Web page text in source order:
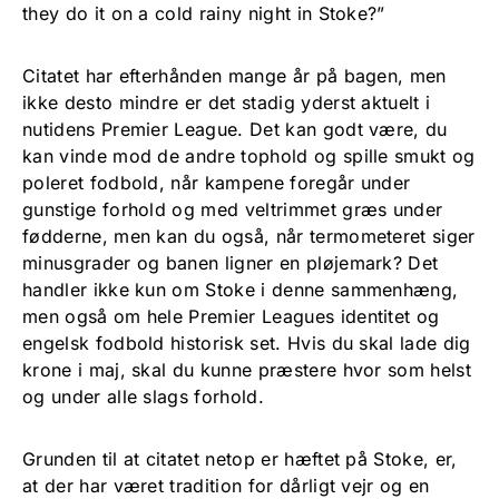
they do it on a cold rainy night in Stoke?”
Citatet har efterhånden mange år på bagen, men
ikke desto mindre er det stadig yderst aktuelt i
nutidens Premier League. Det kan godt være, du
kan vinde mod de andre tophold og spille smukt og
poleret fodbold, når kampene foregår under
gunstige forhold og med veltrimmet græs under
fødderne, men kan du også, når termometeret siger
minusgrader og banen ligner en pløjemark? Det
handler ikke kun om Stoke i denne sammenhæng,
men også om hele Premier Leagues identitet og
engelsk fodbold historisk set. Hvis du skal lade dig
krone i maj, skal du kunne præstere hvor som helst
og under alle slags forhold.
Grunden til at citatet netop er hæftet på Stoke, er,
at der har været tradition for dårligt vejr og en